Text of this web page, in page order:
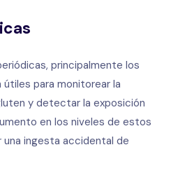
principalmente los
para monitorear la
y detectar la exposición
en los niveles de estos
ingesta accidental de